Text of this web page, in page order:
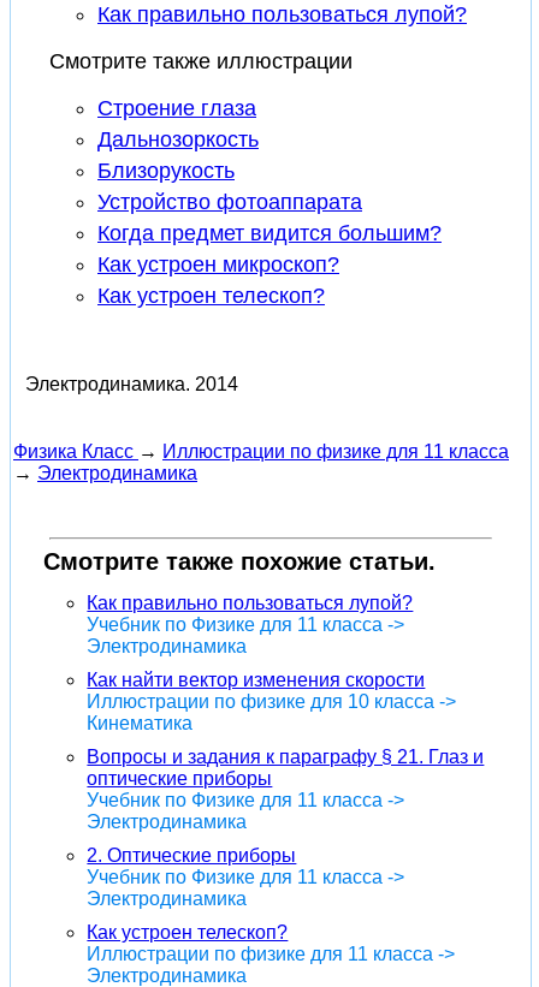
Как правильно пользоваться лупой?
Смотрите также иллюстрации
Строение глаза
Дальнозоркость
Близорукость
Устройство фотоаппарата
Когда предмет видится большим?
Как устроен микроскоп?
Как устроен телескоп?
Электродинамика. 2014
Физика Класс → Иллюстрации по физике для 11 класса
→ Электродинамика
Смотрите также похожие статьи.
Как правильно пользоваться лупой?
Учебник по Физике для 11 класса ->
Электродинамика
Как найти вектор изменения скорости
Иллюстрации по физике для 10 класса ->
Кинематика
Вопросы и задания к параграфу § 21. Глаз и
оптические приборы
Учебник по Физике для 11 класса ->
Электродинамика
2. Оптические приборы
Учебник по Физике для 11 класса ->
Электродинамика
Как устроен телескоп?
Иллюстрации по физике для 11 класса ->
Электродинамика